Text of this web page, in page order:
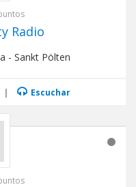
Radio
- Sankt Pölten
| Escuchar